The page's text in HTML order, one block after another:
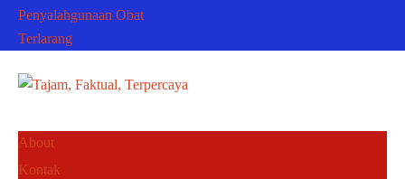
Penyalahgunaan Obat
Terlarang
About
Kontak